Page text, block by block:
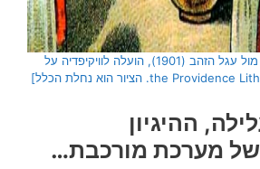
[בתמונה: אהרון ניצב מול עגל הזהב (1901), הועלה לוויקיפדיה על
ההיגיון
של מערכת מורכבת…